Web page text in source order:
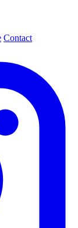
Contact